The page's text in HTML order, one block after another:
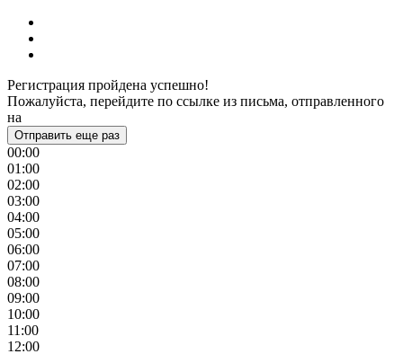
Регистрация пройдена успешно!
Пожалуйста, перейдите по ссылке из письма, отправленного
на
Отправить еще раз
00:00
01:00
02:00
03:00
04:00
05:00
06:00
07:00
08:00
09:00
10:00
11:00
12:00